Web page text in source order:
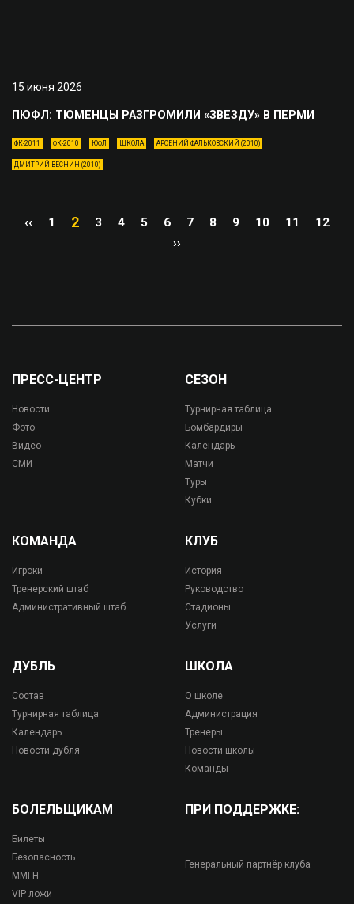
15 июня 2026
ПЮФЛ: ТЮМЕНЦЫ РАЗГРОМИЛИ «ЗВЕЗДУ» В ПЕРМИ
ФК-2011 ФК-2010 ЮФЛ ШКОЛА АРСЕНИЙ ФАЛЬКОВСКИЙ (2010)
ДМИТРИЙ ВЕСНИН (2010)
‹‹ 1 2 3 4 5 6 7 8 9 10 11
12
››
ПРЕСС-ЦЕНТР
Новости
Фото
Видео
СМИ
СЕЗОН
Турнирная таблица
Бомбардиры
Календарь
Матчи
Туры
Кубки
КОМАНДА
Игроки
Тренерский штаб
Административный штаб
КЛУБ
История
Руководство
Стадионы
Услуги
ДУБЛЬ
Состав
Турнирная таблица
Календарь
Новости дубля
ШКОЛА
О школе
Администрация
Тренеры
Новости школы
Команды
БОЛЕЛЬЩИКАМ
Билеты
Безопасность
ММГН
VIP ложи
ПРИ ПОДДЕРЖКЕ:
Генеральный партнёр клуба